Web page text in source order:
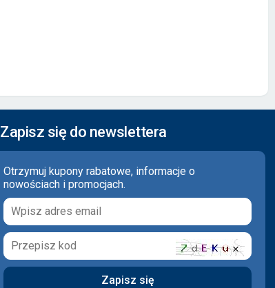
Zapisz się do newslettera
Otrzymuj kupony rabatowe, informacje o
nowościach i promocjach.